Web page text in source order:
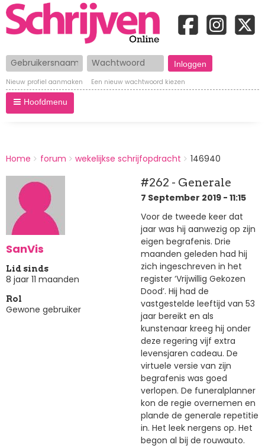
Gebruikersnaam Wachtwoord
Nieuw profiel aanmaken Een nieuw wachtwoord kiezen
Hoofdmenu
BREADCRUMBS
You
here:
Home forum wekelijkse schrijfopdracht 146940
SanVis
Lid sinds
8 jaar 11 maanden
Rol
Gewone gebruiker
#262 - Generale
7 September 2019 - 11:15
Voor de tweede keer dat
jaar was hij aanwezig op zijn
eigen begrafenis. Drie
maanden geleden had hij
zich ingeschreven in het
register ‘Vrijwillig Gekozen
Dood’. Hij had de
vastgestelde leeftijd van 53
jaar bereikt en als
kunstenaar kreeg hij onder
deze regering vijf extra
levensjaren cadeau. De
virtuele versie van zijn
begrafenis was goed
verlopen. De funeralplanner
kon de regie overnemen en
plande de generale repetitie
in. Het leek nergens op. Het
begon al bij de rouwauto.